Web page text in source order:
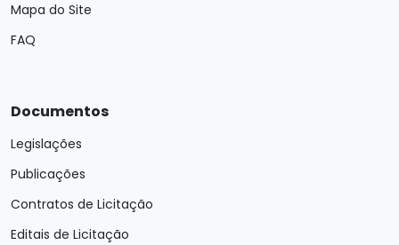
Mapa do Site
FAQ
Documentos
Legislações
Publicações
Contratos de Licitação
Editais de Licitação